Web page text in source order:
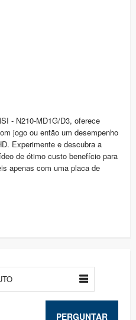
- N210-MD1G/D3, oferece
jogo ou então um desempenho
Experimente e descubra a
de ótimo custo benefício para
apenas com uma placa de
PERGUNTAR